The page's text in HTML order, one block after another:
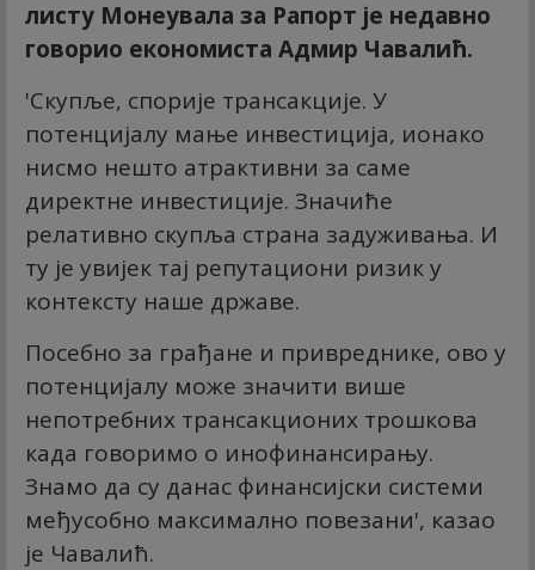
листу Монеyвала за Рапорт је недавно
говорио економиста Адмир Чавалић.
'Скупље, спорије трансакције. У
потенцијалу мање инвестиција, ионако
нисмо нешто атрактивни за саме
директне инвестиције. Значиће
релативно скупља страна задуживања. И
ту је увијек тај репутациони ризик у
контексту наше државе.
Посебно за грађане и привреднике, ово у
потенцијалу може значити више
непотребних трансакционих трошкова
када говоримо о инофинансирању.
Знамо да су данас финансијски системи
међусобно максимално повезани', казао
је Чавалић.